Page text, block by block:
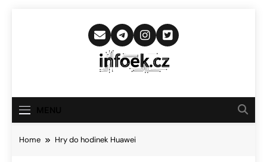
Infoek.cz
Novinkám
Home Hry do hodinek Huawei